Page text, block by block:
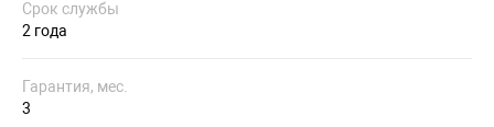
Срок службы
2 года
Гарантия, мес.
3